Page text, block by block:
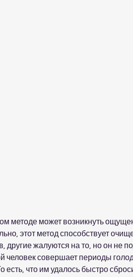
этот метод способствует
другие жалуются на то, но он не
человек совершает периоды
есть, что им удалось быстро